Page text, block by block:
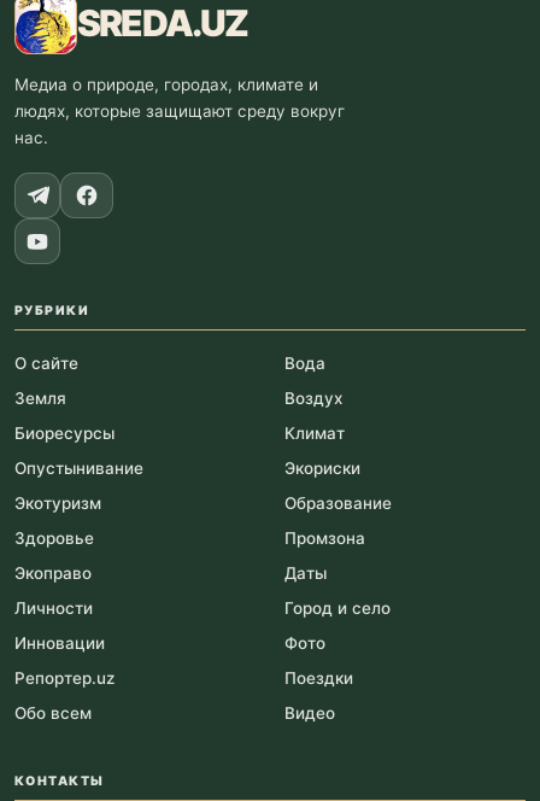
SREDA.UZ
Медиа о природе, городах, климате и
людях, которые защищают среду вокруг
нас.
РУБРИКИ
О сайте
Вода
Земля
Воздух
Биоресурсы
Климат
Опустынивание
Экориски
Экотуризм
Образование
Здоровье
Промзона
Экоправо
Даты
Личности
Город и село
Инновации
Фото
Репортер.uz
Поездки
Обо всем
Видео
КОНТАКТЫ